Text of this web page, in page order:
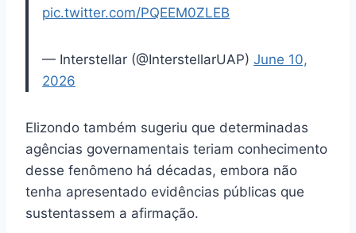
pic.twitter.com/PQEEM0ZLEB
— Interstellar (@InterstellarUAP) June 10,
2026
Elizondo também sugeriu que determinadas
agências governamentais teriam conhecimento
desse fenômeno há décadas, embora não
tenha apresentado evidências públicas que
sustentassem a afirmação.